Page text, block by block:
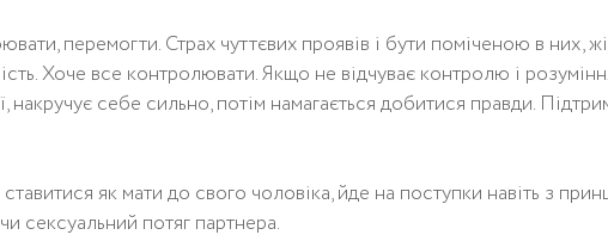
перемогти. Страх чуттєвих проявів і бути поміченою в них,
Хоче все контролювати. Якщо не відчуває контролю і
накручує себе сильно, потім намагається добитися правди.
як мати до свого чоловіка, йде на поступки навіть з
сексуальний потяг партнера.